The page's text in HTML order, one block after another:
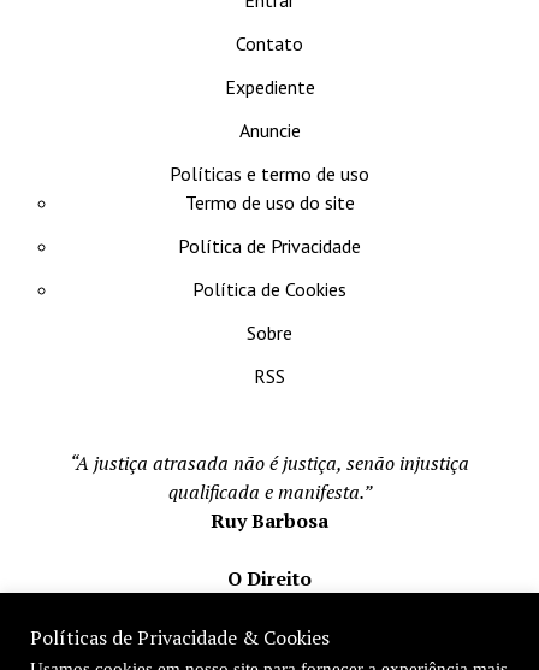
Contato
Expediente
Anuncie
Políticas e termo de uso
Termo de uso do site
Política de Privacidade
Política de Cookies
Sobre
RSS
“A justiça atrasada não é justiça, senão injustiça
qualificada e manifesta.”
Ruy Barbosa
O Direito
Políticas de Privacidade & Cookies